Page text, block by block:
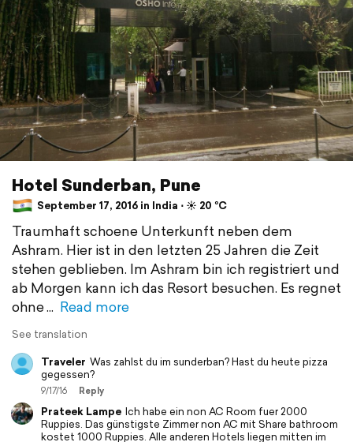
Hotel Sunderban, Pune
September 17, 2016 in India ⋅ ☀️ 20 °C
Traumhaft schoene Unterkunft neben dem
Ashram. Hier ist in den letzten 25 Jahren die Zeit
stehen geblieben. Im Ashram bin ich registriert und
ab Morgen kann ich das Resort besuchen. Es regnet
ohne
Read more
See translation
Traveler Was zahlst du im sunderban? Hast du heute pizza
gegessen?
9/17/16 Reply
Prateek Lampe Ich habe ein non AC Room fuer 2000
Ruppies. Das günstigste Zimmer non AC mit Share bathroom
kostet 1000 Ruppies. Alle anderen Hotels liegen mitten im